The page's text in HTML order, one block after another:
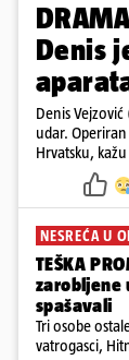
Denis
Denis
udar.
Hrvatsku,
'Imamo 72 sata'
NESREĆA U
TEŠKA
zarobljene
spašavali
Tri osobe
vatrogasci,